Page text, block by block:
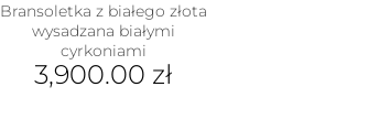
Bransoletka z białego złota
wysadzana białymi
cyrkoniami
3,900.00 zł